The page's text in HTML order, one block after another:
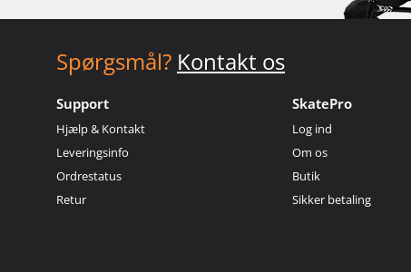
Spørgsmål? Kontakt os
Support
Hjælp & Kontakt
Leveringsinfo
Ordrestatus
Retur
SkatePro
Log ind
Om os
Butik
Sikker betaling